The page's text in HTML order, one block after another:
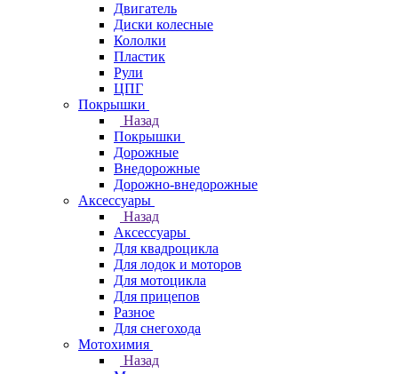
Двигатель
Диски колесные
Кололки
Пластик
Рули
ЦПГ
Покрышки
Назад
Покрышки
Дорожные
Внедорожные
Дорожно-внедорожные
Аксессуары
Назад
Аксессуары
Для квадроцикла
Для лодок и моторов
Для мотоцикла
Для прицепов
Разное
Для снегохода
Мотохимия
Назад